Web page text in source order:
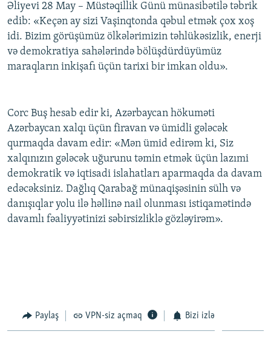
MULTIMEDIA
VIDEO
FOTOQALEREYA
RADIO ARXIV
OXU ZALI
İZ - MƏDƏNIYYƏT PROQRAMI
HAQQIMIZDA
MATERIALLARIMIZDAN ISTIFADƏ
AZADLIQRADIOSU MOBIL TELEFONUNUZDA
BIZIMLƏ ƏLAQƏ
XƏBƏR BÜLLETENLƏRIMIZ
RFE/RL-in bütün saytları
Əliyevi 28 May – Müstəqillik Günü münasibətilə təbrik
edib: «Keçən ay sizi Vaşinqtonda qəbul etmək çox xoş
idi. Bizim görüşümüz ölkələrimizin təhlükəsizlik, enerji
və demokratiya sahələrində bölüşdürdüyümüz
maraqların inkişafı üçün tarixi bir imkan oldu».
Corc Buş hesab edir ki, Azərbaycan hökuməti
Azərbaycan xalqı üçün firavan və ümidli gələcək
qurmaqda davam edir: «Mən ümid edirəm ki, Siz
xalqınızın gələcək uğurunu təmin etmək üçün lazımi
demokratik və iqtisadi islahatları aparmaqda da davam
edəcəksiniz. Dağlıq Qarabağ münaqişəsinin sülh və
danışıqlar yolu ilə həllinə nail olunması istiqamətində
davamlı fəaliyyətinizi səbirsizliklə gözləyirəm».
Paylaş VPN-siz açmaq Bizi izlə